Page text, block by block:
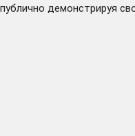
публично демонстрируя